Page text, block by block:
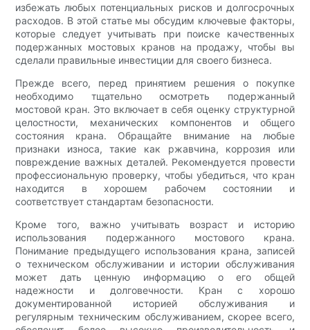
избежать любых потенциальных рисков и долгосрочных
расходов. В этой статье мы обсудим ключевые факторы,
которые следует учитывать при поиске качественных
подержанных мостовых кранов на продажу, чтобы вы
сделали правильные инвестиции для своего бизнеса.
Прежде всего, перед принятием решения о покупке
необходимо тщательно осмотреть подержанный
мостовой кран. Это включает в себя оценку структурной
целостности, механических компонентов и общего
состояния крана. Обращайте внимание на любые
признаки износа, такие как ржавчина, коррозия или
повреждение важных деталей. Рекомендуется провести
профессиональную проверку, чтобы убедиться, что кран
находится в хорошем рабочем состоянии и
соответствует стандартам безопасности.
Кроме того, важно учитывать возраст и историю
использования подержанного мостового крана.
Понимание предыдущего использования крана, записей
о техническом обслуживании и истории обслуживания
может дать ценную информацию о его общей
надежности и долговечности. Кран с хорошо
документированной историей обслуживания и
регулярным техническим обслуживанием, скорее всего,